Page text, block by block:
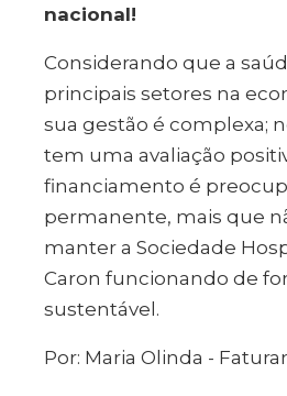
nacional!
Considerando que a
principais setores na
sua gestão é complexa;
tem uma avaliação
financiamento é
permanente, mais que
manter a Sociedade
Caron funcionando de
sustentável.
Por: Maria Olinda -